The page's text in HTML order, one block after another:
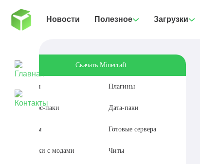
Новости Полезное Загрузки
Скачать Minecraft
Моды Плагины
Ресурс-паки Дата-паки
Карты Готовые сервера
Сборки с модами Читы